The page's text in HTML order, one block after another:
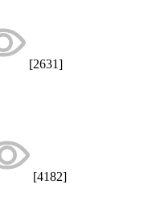
[2631]
[4182]